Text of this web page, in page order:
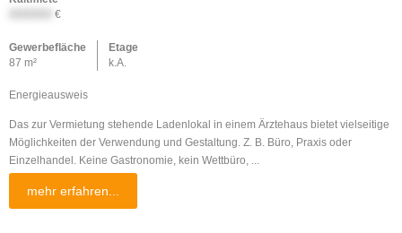
€
Gewerbefläche
87 m²
Etage
k.A.
Energieausweis
Das zur Vermietung stehende Ladenlokal in einem Ärztehaus bietet vielseitige
Möglichkeiten der Verwendung und Gestaltung. Z. B. Büro, Praxis oder
Einzelhandel. Keine Gastronomie, kein Wettbüro, ...
mehr erfahren...